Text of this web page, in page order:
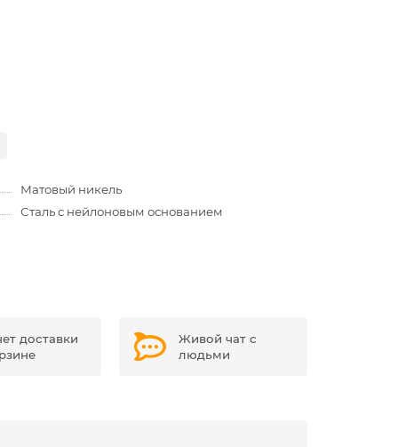
Матовый никель
Сталь с нейлоновым основанием
доставки
Живой чат с
людьми